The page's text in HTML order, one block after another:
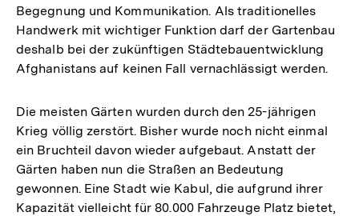
Begegnung und Kommunikation. Als traditionelles
Handwerk mit wichtiger Funktion darf der Gartenbau
deshalb bei der zukünftigen Städtebauentwicklung
Afghanistans auf keinen Fall vernachlässigt werden.
Die meisten Gärten wurden durch den 25-jährigen
Krieg völlig zerstört. Bisher wurde noch nicht einmal
ein Bruchteil davon wieder aufgebaut. Anstatt der
Gärten haben nun die Straßen an Bedeutung
gewonnen. Eine Stadt wie Kabul, die aufgrund ihrer
Kapazität vielleicht für 80.000 Fahrzeuge Platz bietet,